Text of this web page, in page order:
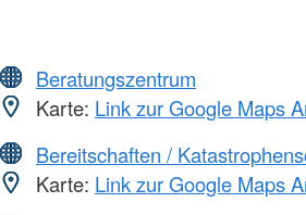
Beratungszentrum
Karte: Link zur Google Maps
Bereitschaften /
Karte: Link zur Google Maps